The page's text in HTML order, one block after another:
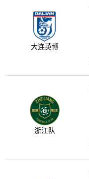
大连英博
浙江队